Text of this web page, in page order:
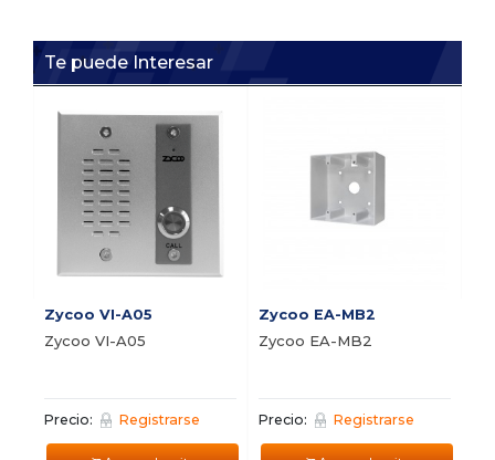
Te puede Interesar
Zycoo VI-A05
Zycoo VI-A05
Precio: Registrarse
Zycoo EA-MB2
Zycoo EA-MB2
Precio: Registrarse